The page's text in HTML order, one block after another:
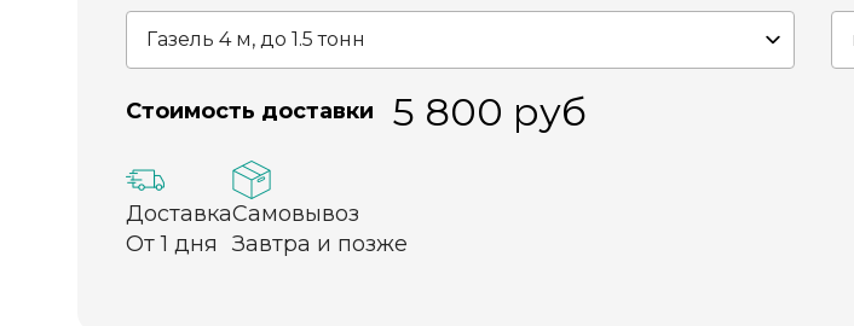
Стоимость доставки 5 800 руб
Доставка
От 1 дня
Самовывоз
Завтра и позже